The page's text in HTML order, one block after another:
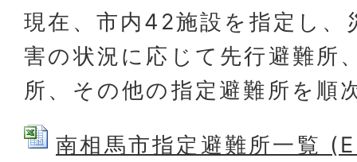
現在、市内42施設を指定し、
害の状況に応じて先行避難所
所、その他の指定避難所を順
南相馬市指定避難所一覧